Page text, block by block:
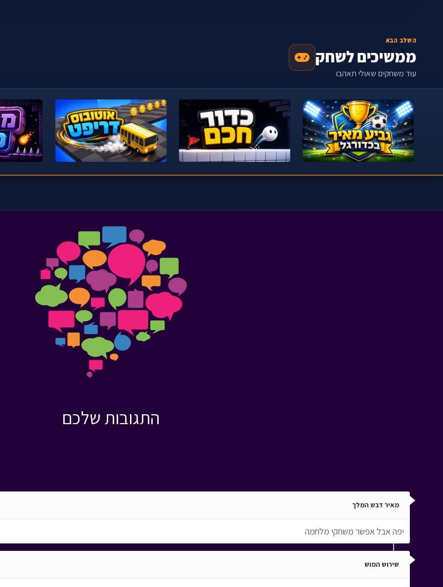
השלב הבא
ממשיכים לשחק
עוד משחקים שאולי תאהבו
‹
התגובות שלכם
מאיר דבש המלך
יפה אבל אפשר משחקי מלחמה
שירוש המוש